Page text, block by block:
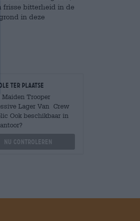
frisse bitterheid in de
in deze
ter plaatse
Maiden Trooper
Lager Van Crew
Ook beschikbaar in
Nu controleren